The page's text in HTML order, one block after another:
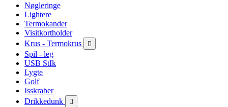
Nøgleringe
Lightere
Termokander
Visitkortholder
Krus - Termokrus

Spil - leg
USB StIk
Lygte
Golf
Isskraber
Drikkedunk
